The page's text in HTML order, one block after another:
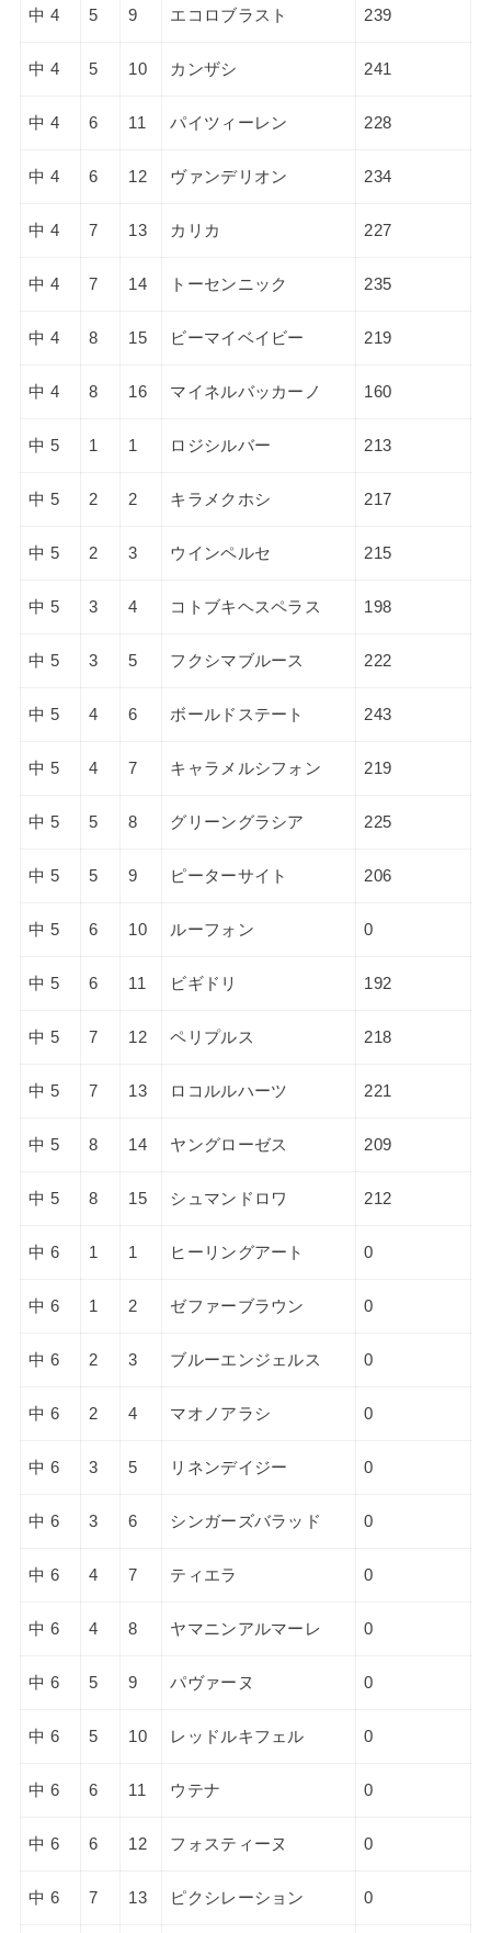
中 4 5 9 エコロブラスト 239
中 4 5 10 カンザシ 241
中 4 6 11 パイツィーレン 228
中 4 6 12 ヴァンデリオン 234
中 4 7 13 カリカ 227
中 4 7 14 トーセンニック 235
中 4 8 15 ビーマイベイビー 219
中 4 8 16 マイネルバッカーノ 160
中 5 1 1 ロジシルバー 213
中 5 2 2 キラメクホシ 217
中 5 2 3 ウインペルセ 215
中 5 3 4 コトブキヘスペラス 198
中 5 3 5 フクシマブルース 222
中 5 4 6 ボールドステート 243
中 5 4 7 キャラメルシフォン 219
中 5 5 8 グリーングラシア 225
中 5 5 9 ピーターサイト 206
中 5 6 10 ルーフォン 0
中 5 6 11 ビギドリ 192
中 5 7 12 ペリプルス 218
中 5 7 13 ロコルルハーツ 221
中 5 8 14 ヤングローゼス 209
中 5 8 15 シュマンドロワ 212
中 6 1 1 ヒーリングアート 0
中 6 1 2 ゼファーブラウン 0
中 6 2 3 ブルーエンジェルス 0
中 6 2 4 マオノアラシ 0
中 6 3 5 リネンデイジー 0
中 6 3 6 シンガーズバラッド 0
中 6 4 7 ティエラ 0
中 6 4 8 ヤマニンアルマーレ 0
中 6 5 9 パヴァーヌ 0
中 6 5 10 レッドルキフェル 0
中 6 6 11 ウテナ 0
中 6 6 12 フォスティーヌ 0
中 6 7 13 ピクシレーション 0